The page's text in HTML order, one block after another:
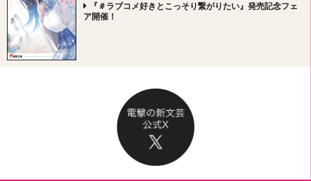
『＃ラブコメ好きとこっそり繋がりたい』発売記念フェ
ア開催！